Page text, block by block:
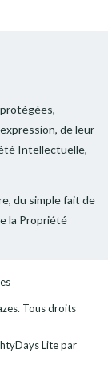
de leur
Intellectuelle,
du simple fait de
la Propriété
. Tous droits
Litepar